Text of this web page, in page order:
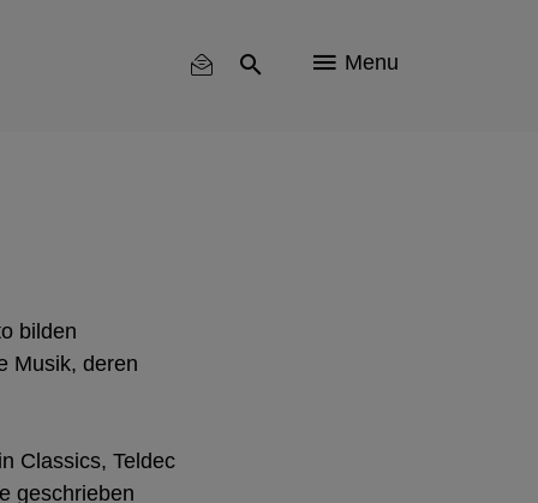
Menu
bilden
Musik, deren
Classics, Teldec
geschrieben